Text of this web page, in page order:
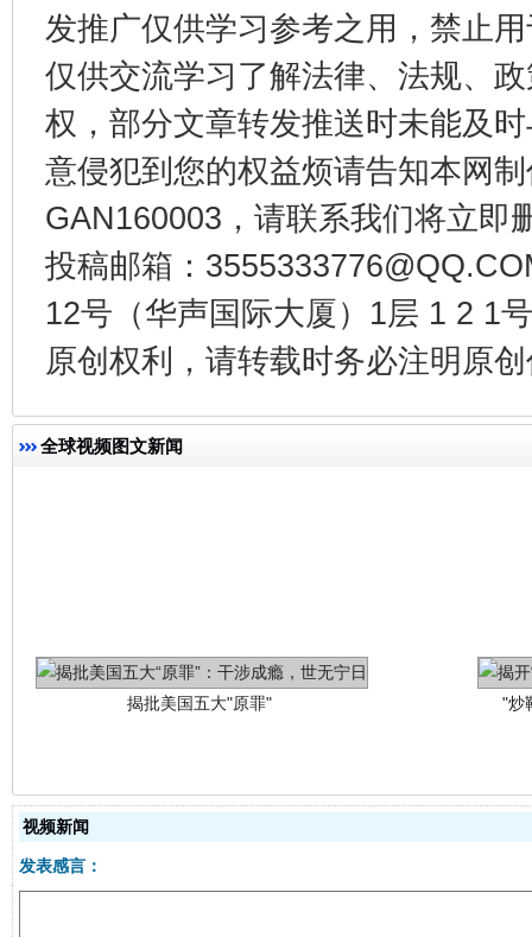
发推广仅供学习参考之用，禁止
仅供交流学习了解法律、法规、
权，部分文章转发推送时未能及
意侵犯到您的权益烦请告知本网
GAN160003，请联系我们将立即
投稿邮箱：
12号（华声国际大厦）1层 1 2 1
原创权利，请转载时务必注明原
全球视频图文新闻
“刷贴”乱象丛生
生
解纷+调解+退费，一次搞定
视频新闻
发表感言：